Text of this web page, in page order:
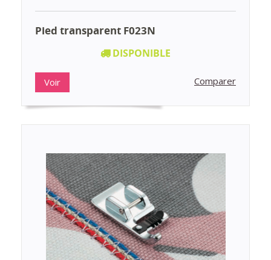
Pied transparent F023N
DISPONIBLE
Voir Comparer